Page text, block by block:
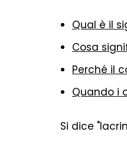
Qual è il
Cosa
Perché il
Quando i
Si dice